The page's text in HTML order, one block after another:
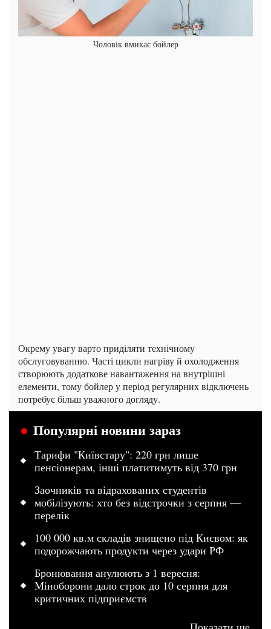
Чоловік вмикає бойлер
Окрему увагу варто приділяти технічному
обслуговуванню. Часті цикли нагріву й охолодження
створюють додаткове навантаження на внутрішні
елементи, тому бойлер у період регулярних відключень
потребує більш уважного догляду.
Популярні новини зараз
Тарифи "Київстару": 220 грн лише
пенсіонерам, інші платитимуть від 370 грн
Заочників та відрахованих студентів
мобілізують: хто без відстрочки з серпня —
перелік
100 000 кв.м складів знищено під Києвом: як
подорожчають продукти через удари РФ
Бронювання анулюють з 1 вересня:
Міноборони дало строк до 10 серпня для
критичних підприємств